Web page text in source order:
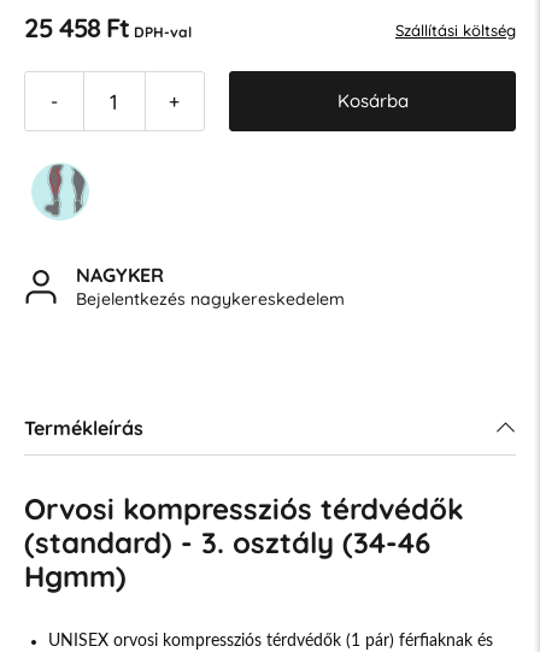
25 458 Ft DPH-val Szállítási költség
- + Kosárba
NAGYKER
Bejelentkezés nagykereskedelem
Termékleírás
Orvosi kompressziós térdvédők
(standard) - 3. osztály (34-46
Hgmm)
UNISEX orvosi kompressziós térdvédők (1 pár) férfiaknak és